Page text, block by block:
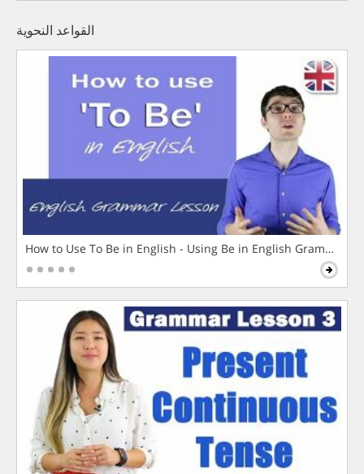
القواعد النحوية
How to Use To Be in English - Using Be in English Grammar